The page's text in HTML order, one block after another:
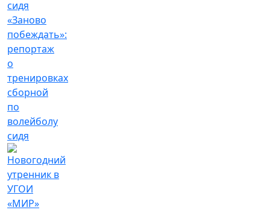
«Заново
побеждать»:
репортаж
о
тренировках
сборной
по
волейболу
сидя